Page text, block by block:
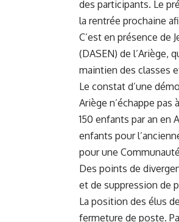
des participants. Le
la rentrée prochaine
C’est en présence de
(DASEN) de l’Ariège,
maintien des classes
Le constat d’une
Ariège n’échappe
150 enfants par an en
enfants pour
pour une
Des points de
et de suppression de
La position des élus
fermeture de poste.